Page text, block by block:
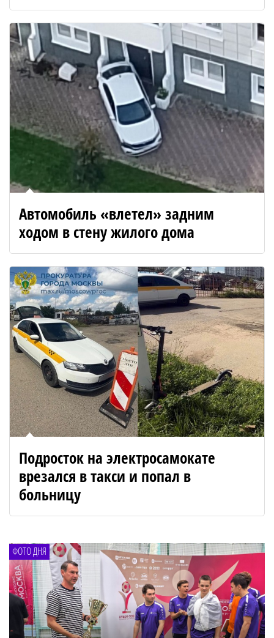
Автомобиль «влетел» задним
ходом в стену жилого дома
Подросток на электросамокате
врезался в такси и попал в
больницу
ФОТО ДНЯ